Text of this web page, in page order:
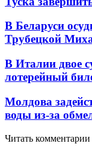
В Беларуси
Трубецкой
В Италии двое
лотерейный
Молдова
воды из-за
Читать комментарии